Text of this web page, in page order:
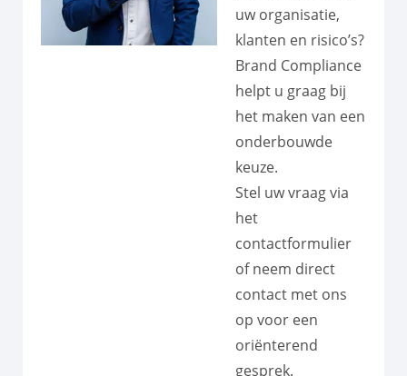
uw organisatie,
klanten en risico’s?
Brand Compliance
helpt u graag bij
het maken van een
onderbouwde
keuze.
Stel uw vraag via
het
contactformulier
of neem direct
contact met ons
op voor een
oriënterend
gesprek.